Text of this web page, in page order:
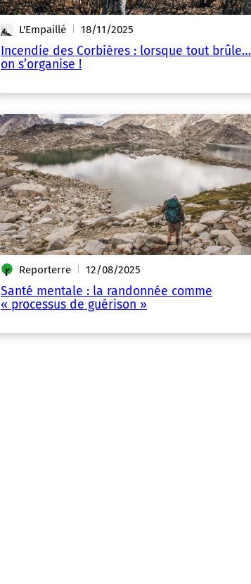
L'Empaillé 18/11/2025
Incendie des Corbières : lorsque tout brûle…
on s’organise !
Reporterre 12/08/2025
Santé mentale : la randonnée comme
« processus de guérison »